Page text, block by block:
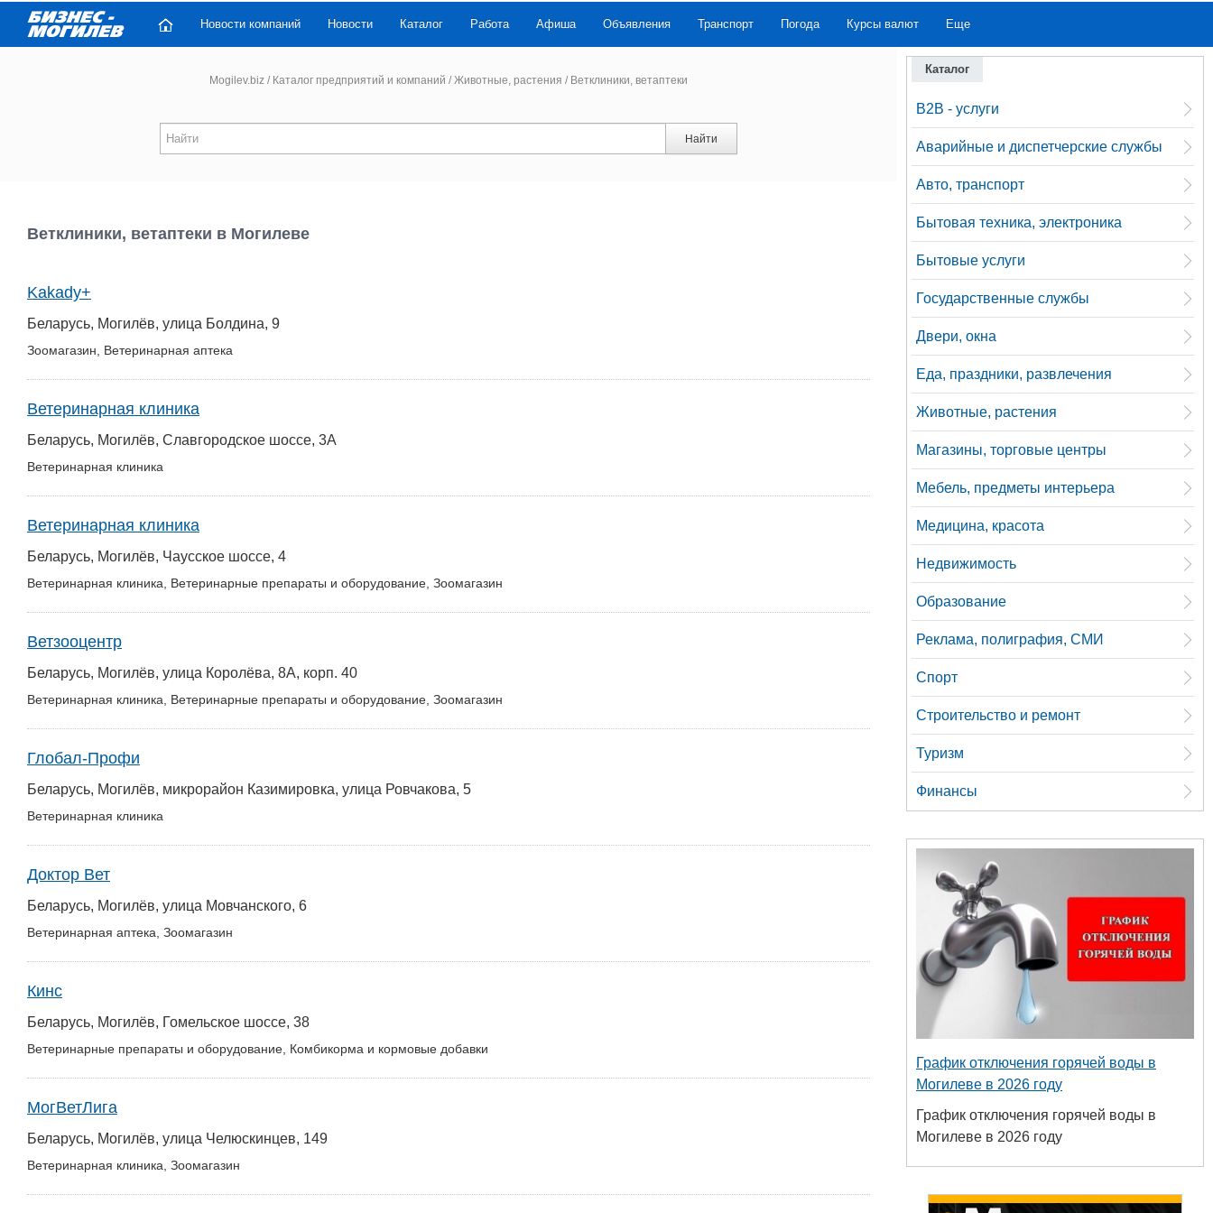
Новости компаний Новости Каталог Работа Афиша Объявления Транспорт Погода Курсы валют Еще
Mogilev.biz / Каталог предприятий и компаний / Животные, растения /Ветклиники, ветаптеки
Найти
Ветклиники, ветаптеки в Могилеве
Kakady+
Беларусь, Могилёв, улица Болдина, 9
Зоомагазин, Ветеринарная аптека
Ветеринарная клиника
Беларусь, Могилёв, Славгородское шоссе, 3А
Ветеринарная клиника
Ветеринарная клиника
Беларусь, Могилёв, Чаусское шоссе, 4
Ветеринарная клиника, Ветеринарные препараты и оборудование, Зоомагазин
Ветзооцентр
Беларусь, Могилёв, улица Королёва, 8А, корп. 40
Ветеринарная клиника, Ветеринарные препараты и оборудование, Зоомагазин
Глобал-Профи
Беларусь, Могилёв, микрорайон Казимировка, улица Ровчакова, 5
Ветеринарная клиника
Доктор Вет
Беларусь, Могилёв, улица Мовчанского, 6
Ветеринарная аптека, Зоомагазин
Кинс
Беларусь, Могилёв, Гомельское шоссе, 38
Ветеринарные препараты и оборудование, Комбикорма и кормовые добавки
МогВетЛига
Беларусь, Могилёв, улица Челюскинцев, 149
Ветеринарная клиника, Зоомагазин
Каталог
B2B - услуги
Аварийные и диспетчерские службы
Авто, транспорт
Бытовая техника, электроника
Бытовые услуги
Государственные службы
Двери, окна
Еда, праздники, развлечения
Животные, растения
Магазины, торговые центры
Мебель, предметы интерьера
Медицина, красота
Недвижимость
Образование
Реклама, полиграфия, СМИ
Спорт
Строительство и ремонт
Туризм
Финансы
График отключения горячей воды в
Могилеве в 2026 году
График отключения горячей воды в
Могилеве в 2026 году